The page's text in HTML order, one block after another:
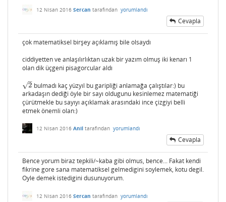
12 Nisan 2016 Sercan tarafından yorumlandı
Cevapla
çok matematiksel birşey açıklamış bile olsaydı
ciddiyetten ve anlaşılırlıktan uzak bir yazım olmuş iki kenarı 1
olan dik üçgeni pisagorcular aldı
2
–
√
2
bulmadı kaç yüzyıl bu garipliği anlamağa çalıştılar:) bu
arkadaşın dediği öyle bir sayı oldugunu kesinlemez matematiği
çürütmekle bu sayıyı açıklamak arasındaki ince çizgiyi belli
etmek önemli olan:)
12 Nisan 2016 Anil tarafından yorumlandı
Cevapla
Bence yorum biraz tepkili/~kaba gibi olmus, bence... Fakat kendi
fikrine gore sana matematiksel gelmedigini soylemek, kotu degil.
Oyle demek istedigini dusunuyorum.
12 Nisan 2016 Sercan tarafından yorumlandı